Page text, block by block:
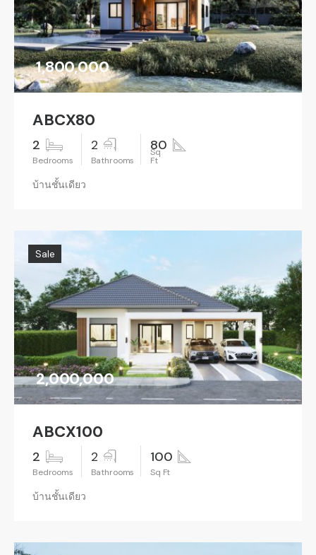
1,800,000
ABCX80
2 2 80
บ้านชั้นเดียว
Sale
2,000,000
ABCX100
2 2 100
บ้านชั้นเดียว